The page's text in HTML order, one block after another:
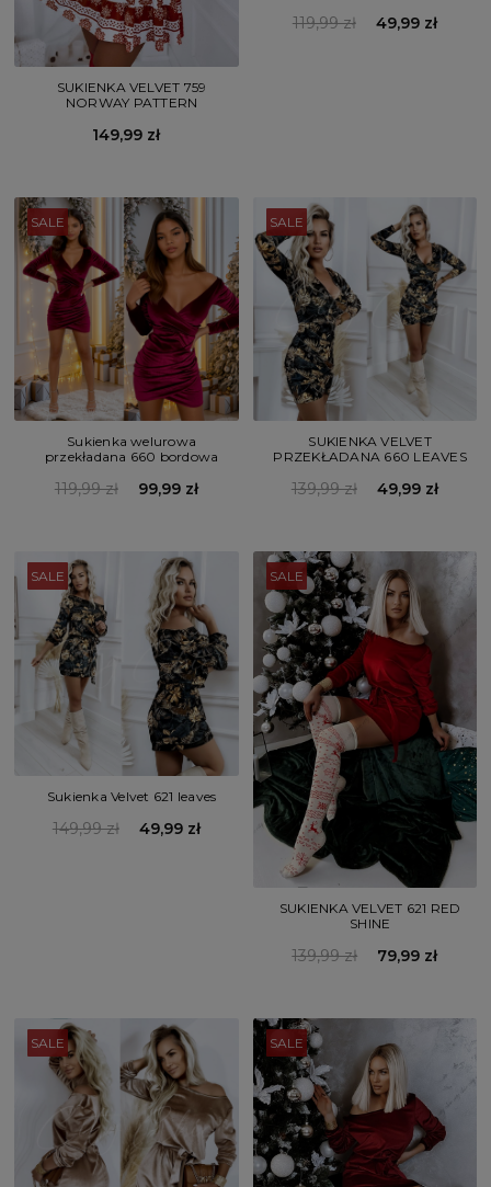
SUKIENKA VELVET 759
NORWAY PATTERN
149,99 zł
119,99 zł 49,99 zł
SALE
Sukienka welurowa
przekładana 660 bordowa
119,99 zł 99,99 zł
SALE
SUKIENKA VELVET
PRZEKŁADANA 660 LEAVES
139,99 zł 49,99 zł
SALE
Sukienka Velvet 621 leaves
149,99 zł 49,99 zł
SALE
SUKIENKA VELVET 621 RED
SHINE
139,99 zł 79,99 zł
SALE SALE